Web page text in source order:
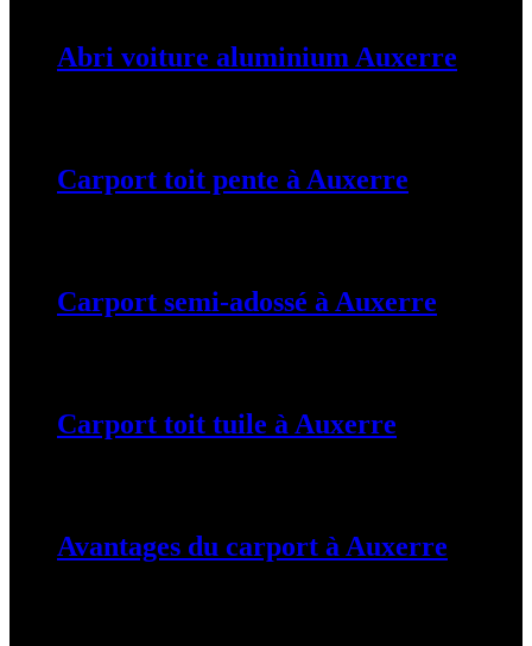
Abri voiture aluminium Auxerre
Carport toit pente à Auxerre
Carport semi-adossé à Auxerre
Carport toit tuile à Auxerre
Avantages du carport à Auxerre